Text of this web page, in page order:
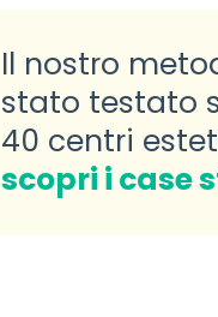
Il nostro
stato testato
40 centri
scopri i case